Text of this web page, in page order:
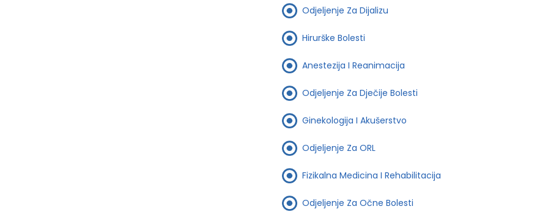
Odjeljenje Za Dijalizu
Hirurške Bolesti
Anestezija I Reanimacija
Odjeljenje Za Dječije Bolesti
Ginekologija I Akušerstvo
Odjeljenje Za ORL
Fizikalna Medicina I Rehabilitacija
Odjeljenje Za Očne Bolesti